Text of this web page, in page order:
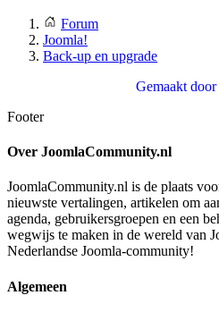
Forum
Joomla!
Back-up en upgrade
Gemaakt door
Footer
Over JoomlaCommunity.nl
JoomlaCommunity.nl is de plaats
nieuwste vertalingen, artikelen om
agenda, gebruikersgroepen en een
wegwijs te maken in de wereld van
Nederlandse Joomla-community!
Algemeen